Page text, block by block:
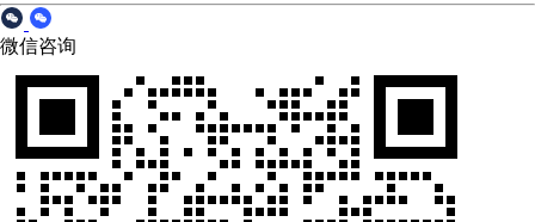
微信咨询